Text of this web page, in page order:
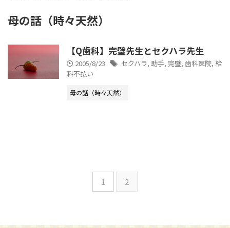
母の話（時々天然）
【Q歯科】完璧先生とセクハラ先生
2005/8/23 セクハラ, 助手, 完璧, 歯科医院, 給
料不払い
母の話（時々天然）
1 2